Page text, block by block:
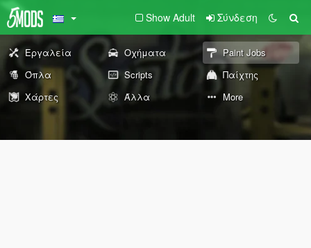
Show Adult Σύνδεση
Εργαλεία Οχήματα
Paint Jobs
Όπλα
Scripts
Παίχτης
Χάρτες
Άλλα More